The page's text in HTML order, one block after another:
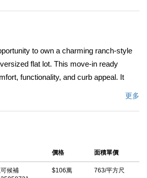
to own a charming ranch-style
flat lot. This move-in ready
functionality, and curb appeal. It
and the bathrooms have been
laundry room, a beautifully landscaped
flat side yard. A detached garage with a
更多
價格 面積單價
候補
$106萬 763/平方尺